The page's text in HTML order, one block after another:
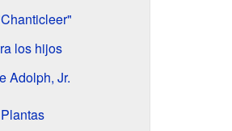
los hijos
Adolph, Jr.